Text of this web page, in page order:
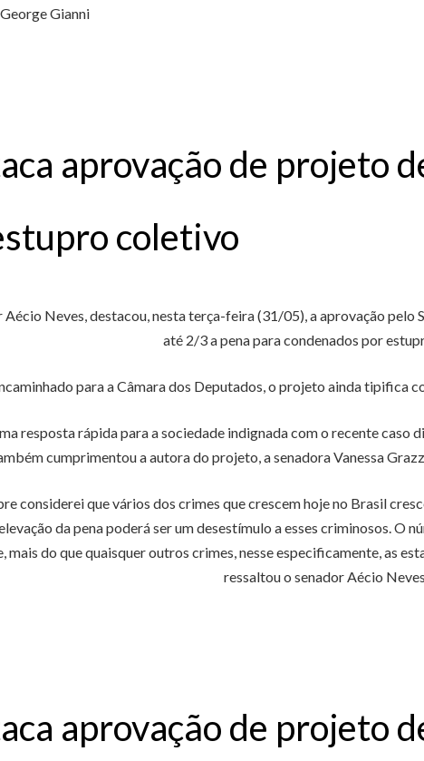
George Gianni
aprovação de projeto
coletivo
Neves, destacou, nesta terça-feira (31/05), a aprovação
até 2/3 a pena para condenados por
para a Câmara dos Deputados, o projeto ainda tipifica
resposta rápida para a sociedade indignada com o recente caso
cumprimentou a autora do projeto, a senadora Vanessa
considerei que vários dos crimes que crescem hoje no Brasil
da pena poderá ser um desestímulo a esses criminosos. O
do que quaisquer outros crimes, nesse especificamente, as
ressaltou o senador Aécio
aprovação de projeto